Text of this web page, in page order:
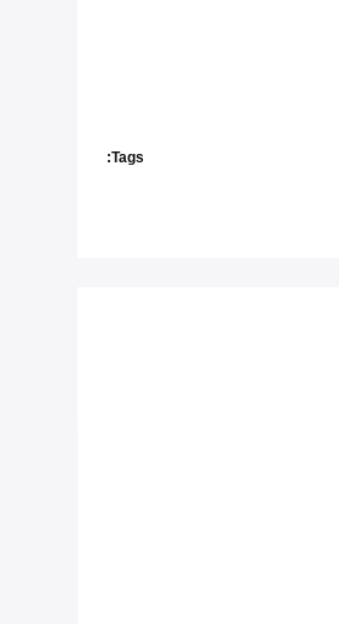
Tags: